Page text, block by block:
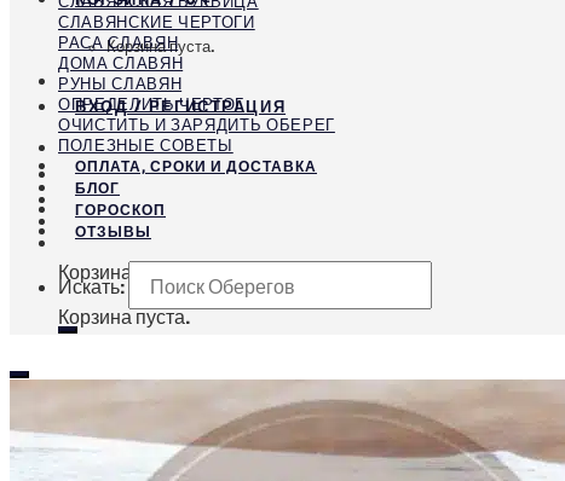
Корзина пуста.
ВХОД / РЕГИСТРАЦИЯ
Корзина
Корзина пуста.
СЛАВЯНСКИЕ ЧЕРТОГИ
РАСА СЛАВЯН
ДОМА СЛАВЯН
РУНЫ СЛАВЯН
ОПРЕДЕЛИТЬ ЧЕРТОГ
ОЧИСТИТЬ И ЗАРЯДИТЬ ОБЕРЕГ
ПОЛЕЗНЫЕ СОВЕТЫ
ОПЛАТА, СРОКИ И ДОСТАВКА
БЛОГ
ГОРОСКОП
ОТЗЫВЫ
Искать: